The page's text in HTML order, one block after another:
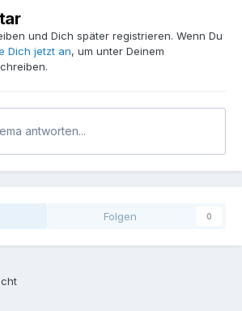
und Dich später registrieren. Wenn Du
Dich jetzt an, um unter Deinem
antworten...
Folgen 0